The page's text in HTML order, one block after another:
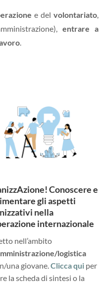
e delvolontariato
entrare a
Conoscere e
gli aspetti
nella
internazionale
nell’ambito
logistica
una giovane.Clicca qui per
la scheda di sintesi o la